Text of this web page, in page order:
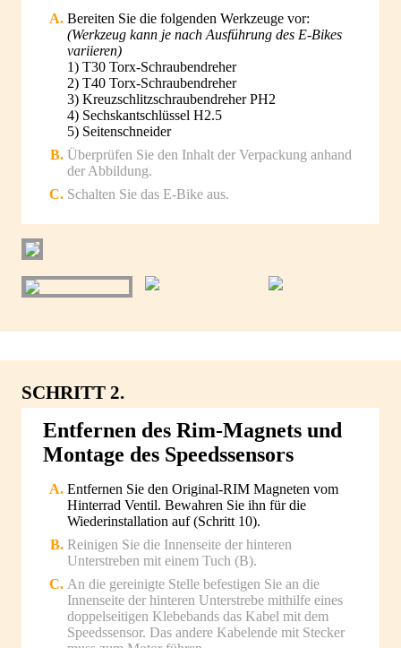
Bereiten Sie die folgenden Werkzeuge vor:
(Werkzeug kann je nach Ausführung des E-Bikes
variieren)
1) T30 Torx-Schraubendreher
2) T40 Torx-Schraubendreher
3) Kreuzschlitzschraubendreher PH2
4) Sechskantschlüssel H2.5
5) Seitenschneider
Überprüfen Sie den Inhalt der Verpackung anhand
der Abbildung.
Schalten Sie das E-Bike aus.
SCHRITT 2.
Entfernen des Rim-Magnets und
Montage des Speedssensors
Entfernen Sie den Original-RIM Magneten vom
Hinterrad Ventil. Bewahren Sie ihn für die
Wiederinstallation auf (Schritt 10).
Reinigen Sie die Innenseite der hinteren
Unterstreben mit einem Tuch (B).
An die gereinigte Stelle befestigen Sie an die
Innenseite der hinteren Unterstrebe mithilfe eines
doppelseitigen Klebebands das Kabel mit dem
Speedssensor. Das andere Kabelende mit Stecker